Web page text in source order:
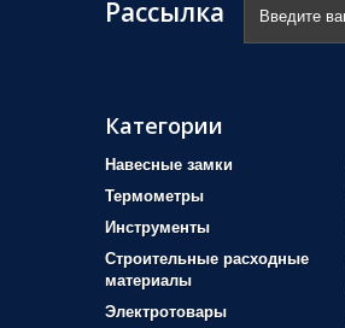
Рассылка
Категории
Навесные замки
Термометры
Инструменты
Строительные расходные
материалы
Электротовары